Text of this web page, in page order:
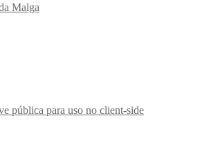
Malga
pública para uso no client-side